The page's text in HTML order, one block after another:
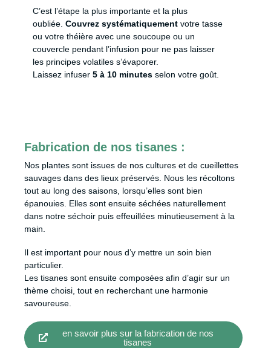
C’est l’étape la plus importante et la plus
oubliée. Couvrez systématiquementvotre tasse
ou votre théière avec une soucoupe ou un
couvercle pendant l’infusion pour ne pas laisser
les principes volatiles s’évaporer.
Laissez infuser 5 à 10 minutesselon votre goût.
Fabrication de nos tisanes :
Nos plantes sont issues de nos cultures et de cueillettes
sauvages dans des lieux préservés. Nous les récoltons
tout au long des saisons, lorsqu’elles sont bien
épanouies. Elles sont ensuite séchées naturellement
dans notre séchoir puis effeuillées minutieusement à la
main.
Il est important pour nous d’y mettre un soin bien
particulier.
Les tisanes sont ensuite composées afin d’agir sur un
thème choisi, tout en recherchant une harmonie
savoureuse.
en savoir plus sur la fabrication de nos
tisanes